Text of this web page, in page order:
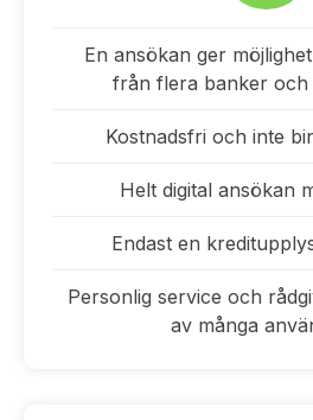
En ansökan ger
från flera banker och
Kostnadsfri och inte
Helt digital ansökan
Endast en
Personlig service och
av många